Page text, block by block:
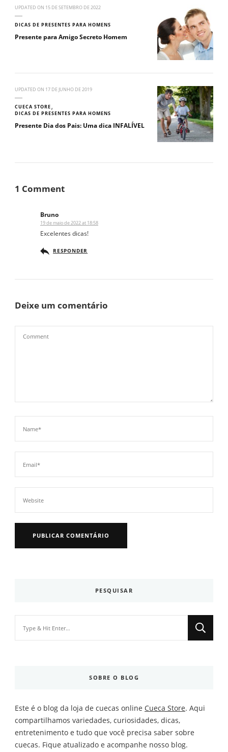
UPDATED ON 15 DE SETEMBRO DE 2022
DICAS DE PRESENTES PARA HOMENS
Presente para Amigo Secreto Homem
UPDATED ON 17 DE JUNHO DE 2019
CUECA STORE
DICAS DE PRESENTES PARA HOMENS
Presente Dia dos Pais: Uma dica INFALÍVEL
1 Comment
Bruno
19 de maio de 2022 at 18:58
Excelentes dicas!
RESPONDER
Deixe um comentário
PESQUISAR
SOBRE O BLOG
Este é o blog da loja de cuecas online Cueca Store. Aqui
compartilhamos variedades, curiosidades, dicas,
entretenimento e tudo que você precisa saber sobre
cuecas. Fique atualizado e acompanhe nosso blog.